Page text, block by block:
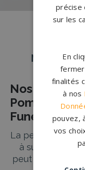
Nos
Nos
Pompes
Funéraire à
La perte d’un
à surmonter,
peut
précise
sur les
En
finalités
à nos
pouvez,
vos